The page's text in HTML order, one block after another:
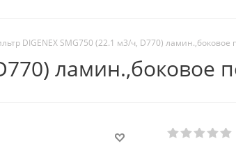
DIGENEX SMG750 (22.1 м3/ч, D770) ламин.,боковое
ламин.,боковое